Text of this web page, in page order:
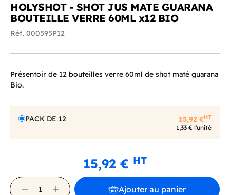
HOLYSHOT - SHOT JUS MATE GUARANA
BOUTEILLE VERRE 60ML x12 BIO
Réf. 000595P12
Présentoir de 12 bouteilles verre 60ml de shot maté guarana
Bio.
PACK DE 12 15,92 €HT
1,33 € l'unité
15,92 € HT
Ajouter au panier